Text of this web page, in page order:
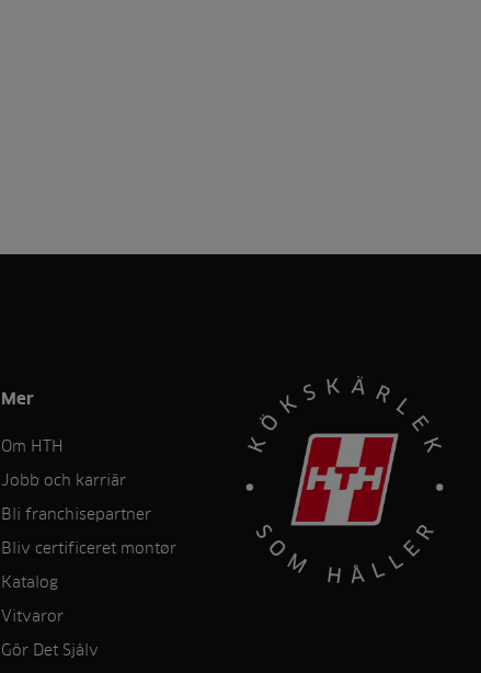
Mer
Om HTH
Jobb och karriär
Bli franchisepartner
Bliv certificeret montør
Katalog
Vitvaror
Gör Det Sjålv